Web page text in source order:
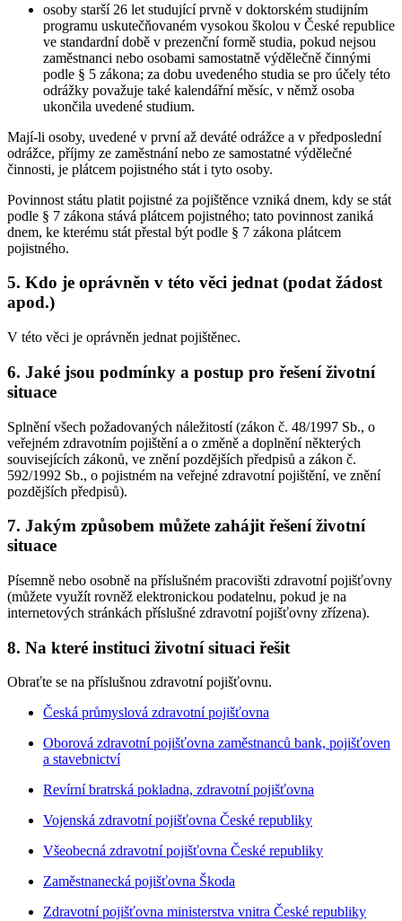
osoby starší 26 let studující prvně v doktorském studijním
programu uskutečňovaném vysokou školou v České republice
ve standardní době v prezenční formě studia, pokud nejsou
zaměstnanci nebo osobami samostatně výdělečně činnými
podle § 5 zákona; za dobu uvedeného studia se pro účely této
odrážky považuje také kalendářní měsíc, v němž osoba
ukončila uvedené studium.
Mají-li osoby, uvedené v první až deváté odrážce a v předposlední
odrážce, příjmy ze zaměstnání nebo ze samostatné výdělečné
činnosti, je plátcem pojistného stát i tyto osoby.
Povinnost státu platit pojistné za pojištěnce vzniká dnem, kdy se stát
podle § 7 zákona stává plátcem pojistného; tato povinnost zaniká
dnem, ke kterému stát přestal být podle § 7 zákona plátcem
pojistného.
5. Kdo je oprávněn v této věci jednat (podat žádost
apod.)
V této věci je oprávněn jednat pojištěnec.
6. Jaké jsou podmínky a postup pro řešení životní
situace
Splnění všech požadovaných náležitostí (zákon č. 48/1997 Sb., o
veřejném zdravotním pojištění a o změně a doplnění některých
souvisejících zákonů, ve znění pozdějších předpisů a zákon č.
592/1992 Sb., o pojistném na veřejné zdravotní pojištění, ve znění
pozdějších předpisů).
7. Jakým způsobem můžete zahájit řešení životní
situace
Písemně nebo osobně na příslušném pracovišti zdravotní pojišťovny
(můžete využít rovněž elektronickou podatelnu, pokud je na
internetových stránkách příslušné zdravotní pojišťovny zřízena).
8. Na které instituci životní situaci řešit
Obraťte se na příslušnou zdravotní pojišťovnu.
Česká průmyslová zdravotní pojišťovna
Oborová zdravotní pojišťovna zaměstnanců bank, pojišťoven
a stavebnictví
Revírní bratrská pokladna, zdravotní pojišťovna
Vojenská zdravotní pojišťovna České republiky
Všeobecná zdravotní pojišťovna České republiky
Zaměstnanecká pojišťovna Škoda
Zdravotní pojišťovna ministerstva vnitra České republiky